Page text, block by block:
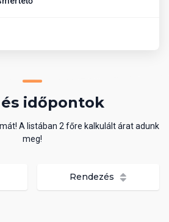
időpontok
A listában 2 főre kalkulált árat adunk
meg!
Rendezés